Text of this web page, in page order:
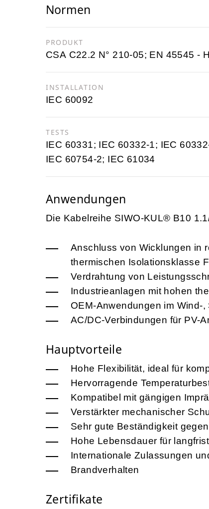
Normen
PRODUKT
CSA C22.2 N° 210-05; EN 45545 -
INSTALLATION
IEC 60092
TESTS
IEC 60331; IEC 60332-1; IEC
IEC 60754-2; IEC 61034
Anwendungen
Die Kabelreihe SIWO-KUL® B10
Anschluss von Wicklungen in
thermischen Isolationsklasse
Verdrahtung von
Industrieanlagen mit hohen
OEM-Anwendungen im Wind-
AC/DC-Verbindungen für PV-
Hauptvorteile
Hohe Flexibilität, ideal für
Hervorragende
Kompatibel mit gängigen
Verstärkter mechanischer
Sehr gute Beständigkeit
Hohe Lebensdauer für
Internationale Zulassungen
Brandverhalten
Zertifikate